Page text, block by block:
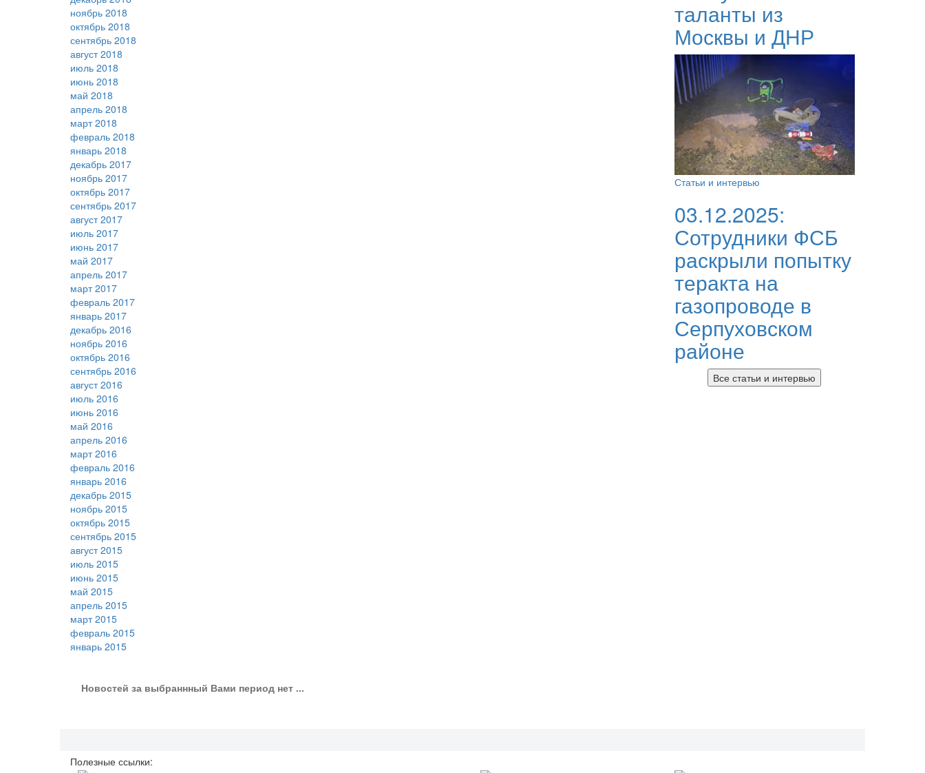
ноябрь 2018
октябрь 2018
сентябрь 2018
август 2018
июль 2018
июнь 2018
май 2018
апрель 2018
март 2018
февраль 2018
январь 2018
декабрь 2017
ноябрь 2017
октябрь 2017
сентябрь 2017
август 2017
июль 2017
июнь 2017
май 2017
апрель 2017
март 2017
февраль 2017
январь 2017
декабрь 2016
ноябрь 2016
октябрь 2016
сентябрь 2016
август 2016
июль 2016
июнь 2016
май 2016
апрель 2016
март 2016
февраль 2016
январь 2016
декабрь 2015
ноябрь 2015
октябрь 2015
сентябрь 2015
август 2015
июль 2015
июнь 2015
май 2015
апрель 2015
март 2015
февраль 2015
январь 2015
Новостей за выбраннный Вами период нет ...
таланты из
Москвы и ДНР
Статьи и интервью
03.12.2025:
Сотрудники ФСБ
раскрыли попытку
теракта на
газопроводе в
Серпуховском
районе
Все статьи и интервью
Полезные ссылки: